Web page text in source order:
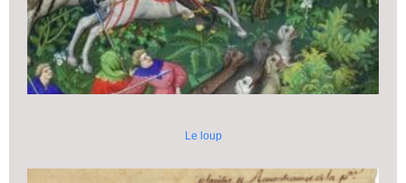
Le loup